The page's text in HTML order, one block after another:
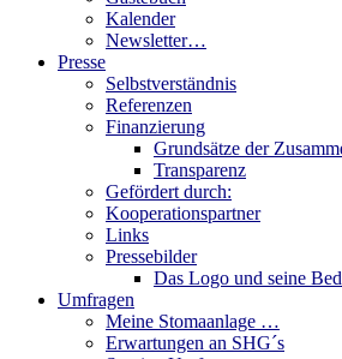
Kalender
Newsletter…
Presse
Selbstverständnis
Referenzen
Finanzierung
Grundsätze der
Transparenz
Gefördert durch:
Kooperationspartner
Links
Pressebilder
Das Logo und seine
Umfragen
Meine Stomaanlage …
Erwartungen an SHG´s